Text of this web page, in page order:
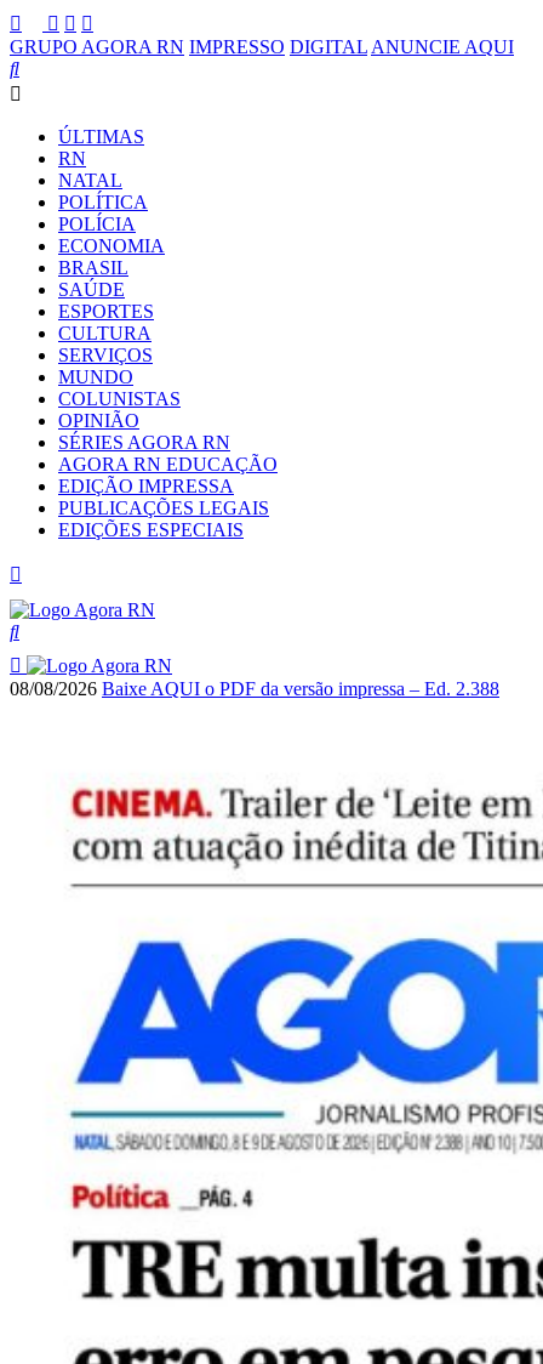
GRUPO AGORA RN IMPRESSO DIGITAL ANUNCIE AQUI
ÚLTIMAS
RN
NATAL
POLÍTICA
POLÍCIA
ECONOMIA
BRASIL
SAÚDE
ESPORTES
CULTURA
SERVIÇOS
MUNDO
COLUNISTAS
OPINIÃO
SÉRIES AGORA RN
AGORA RN EDUCAÇÃO
EDIÇÃO IMPRESSA
PUBLICAÇÕES LEGAIS
EDIÇÕES ESPECIAIS
08/08/2026 Baixe AQUI o PDF da versão impressa – Ed. 2.388